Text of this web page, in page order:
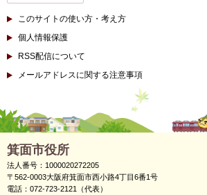
このサイトの使い方・考え方
個人情報保護
RSS配信について
メールアドレスに関する注意事項
箕面市役所
法人番号：1000020272205
〒562-0003大阪府箕面市西小路4丁目6番1号
電話：072-723-2121（代表）